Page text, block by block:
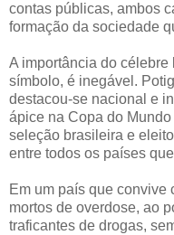
contas públicas, ambos
formação da sociedade
A importância do
símbolo, é inegável.
destacou-se nacional e
ápice na Copa do
seleção brasileira e
entre todos os países
Em um país que convive
mortos de overdose, ao
traficantes de drogas,